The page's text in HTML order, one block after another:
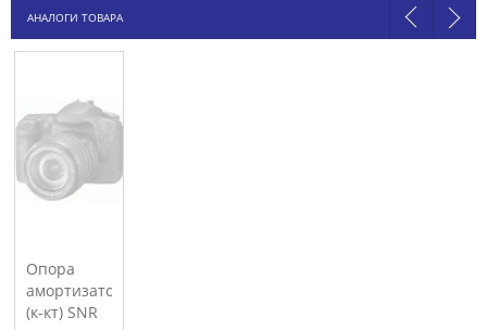
АНАЛОГИ ТОВАРА
Опора
амортизатора
(к-кт) SNR